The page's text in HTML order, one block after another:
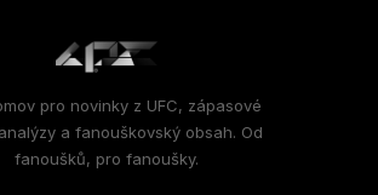
pro novinky z UFC, zápasové
a fanouškovský obsah. Od
fanoušků, pro fanoušky.